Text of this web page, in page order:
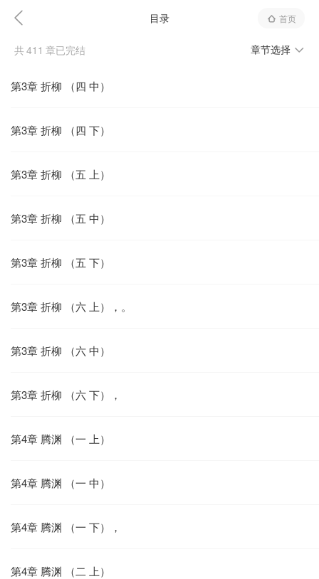
首页
目录
共411 章已完结 章节选择
第3章 折柳 （四 中）
第3章 折柳 （四 下）
第3章 折柳 （五 上）
第3章 折柳 （五 中）
第3章 折柳 （五 下）
第3章 折柳 （六 上），。
第3章 折柳 （六 中）
第3章 折柳 （六 下），
第4章 腾渊 （一 上）
第4章 腾渊 （一 中）
第4章 腾渊 （一 下），
第4章 腾渊 （二 上）